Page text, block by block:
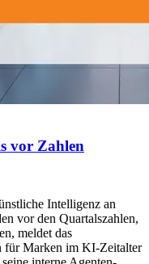
vor Zahlen
Intelligenz an
vor den Quartalszahlen,
meldet das
für Marken im KI-Zeitalter